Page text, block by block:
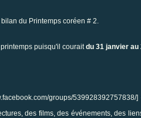
du Printemps coréen # 2
puisqu'il couraitdu 31 janvier au
groups/539928392757838/]
des films, des événements, des